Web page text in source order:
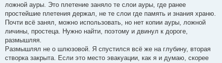
ложной ауры. Это плетение заняло те слои ауры, где ранее
простейшие плетения держал, не те слои где память и знания храню.
Почти всё занял, можно использовать, но нет копии ауры, ложной
личины, простеца. Нужно найти, поэтому и двинул к дороге,
размышляя.
Размышлял не о шлюзовой. Я спустился всё же на глубину, вторая
створка закрыта. Если это место эвакуации, как я и думаю, скорее